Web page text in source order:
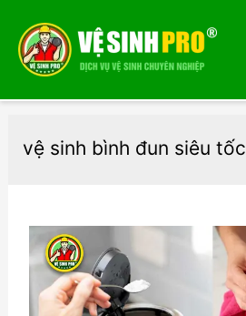
vệ sinh bình đun siêu tốc